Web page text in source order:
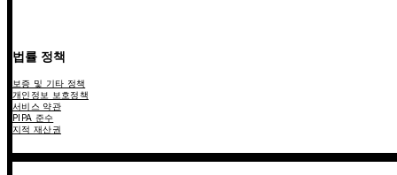
법률 정책
보증 및 기타 정책
개인정보 보호정책
서비스 약관
PIPA 준수
지적 재산권